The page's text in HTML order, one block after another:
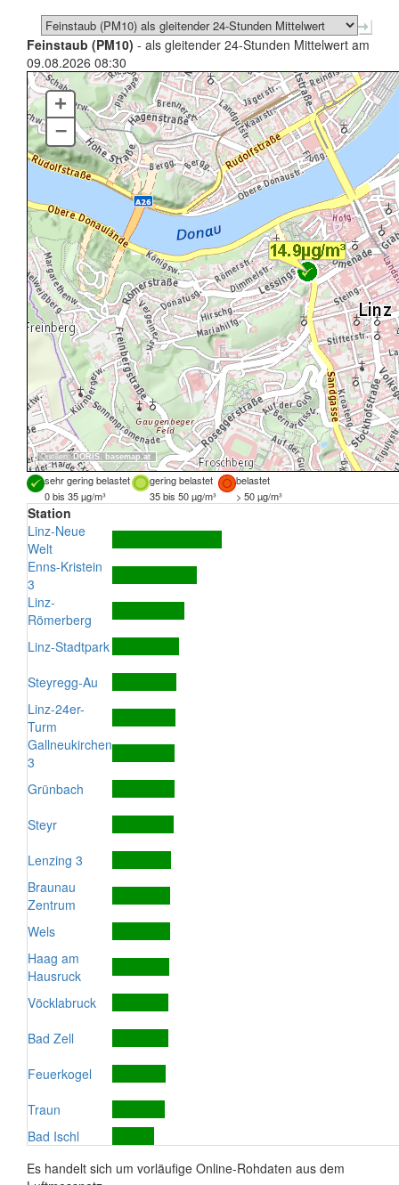
Feinstaub (PM10) - als gleitender 24-Stunden Mittelwert am
09.08.2026 08:30
Quellen:DORIS, basemap.at
+
–
sehr gering belastet gering belastet
belastet
0 bis 35 µg/m³
35 bis 50 µg/m³ > 50 µg/m³
Station
Linz-Neue
Welt
Enns-Kristein
3
Linz-
Römerberg
Linz-Stadtpark
Steyregg-Au
Linz-24er-
Turm
Gallneukirchen
3
Grünbach
Steyr
Lenzing 3
Braunau
Zentrum
Wels
Haag am
Hausruck
Vöcklabruck
Bad Zell
Feuerkogel
Traun
Bad Ischl
Es handelt sich um vorläufige Online-Rohdaten aus dem